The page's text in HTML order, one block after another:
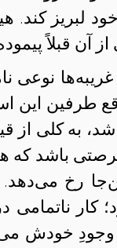
لبریز کند.
آن قبلاً
غریبه‌ها نوعی
طرفین این
به کلی
باشد که
رخ می‌دهد.
کار ناتمامی
خودش